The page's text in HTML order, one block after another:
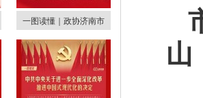
一图读懂｜政协济南市
山